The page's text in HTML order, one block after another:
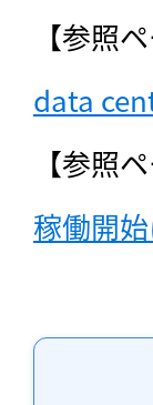
【参照
data
【参照
稼働開